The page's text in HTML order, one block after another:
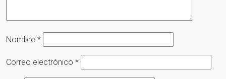
Nombre *
Correo electrónico *